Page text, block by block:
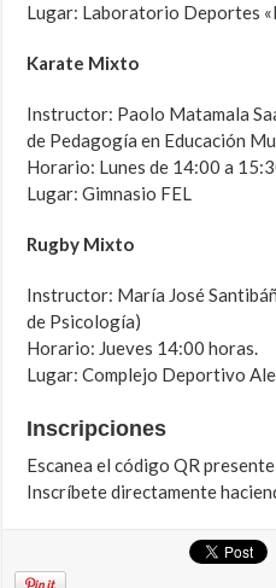
Lugar: Laboratorio Deportes
Karate Mixto
Instructor: Paolo Matamala
de Pedagogía en Educación
Horario: Lunes de 14:00 a
Lugar: Gimnasio FEL
Rugby Mixto
Instructor: María José
de Psicología)
Horario: Jueves 14:00 horas.
Lugar: Complejo Deportivo
Inscripciones
Escanea el código QR
Inscríbete directamente